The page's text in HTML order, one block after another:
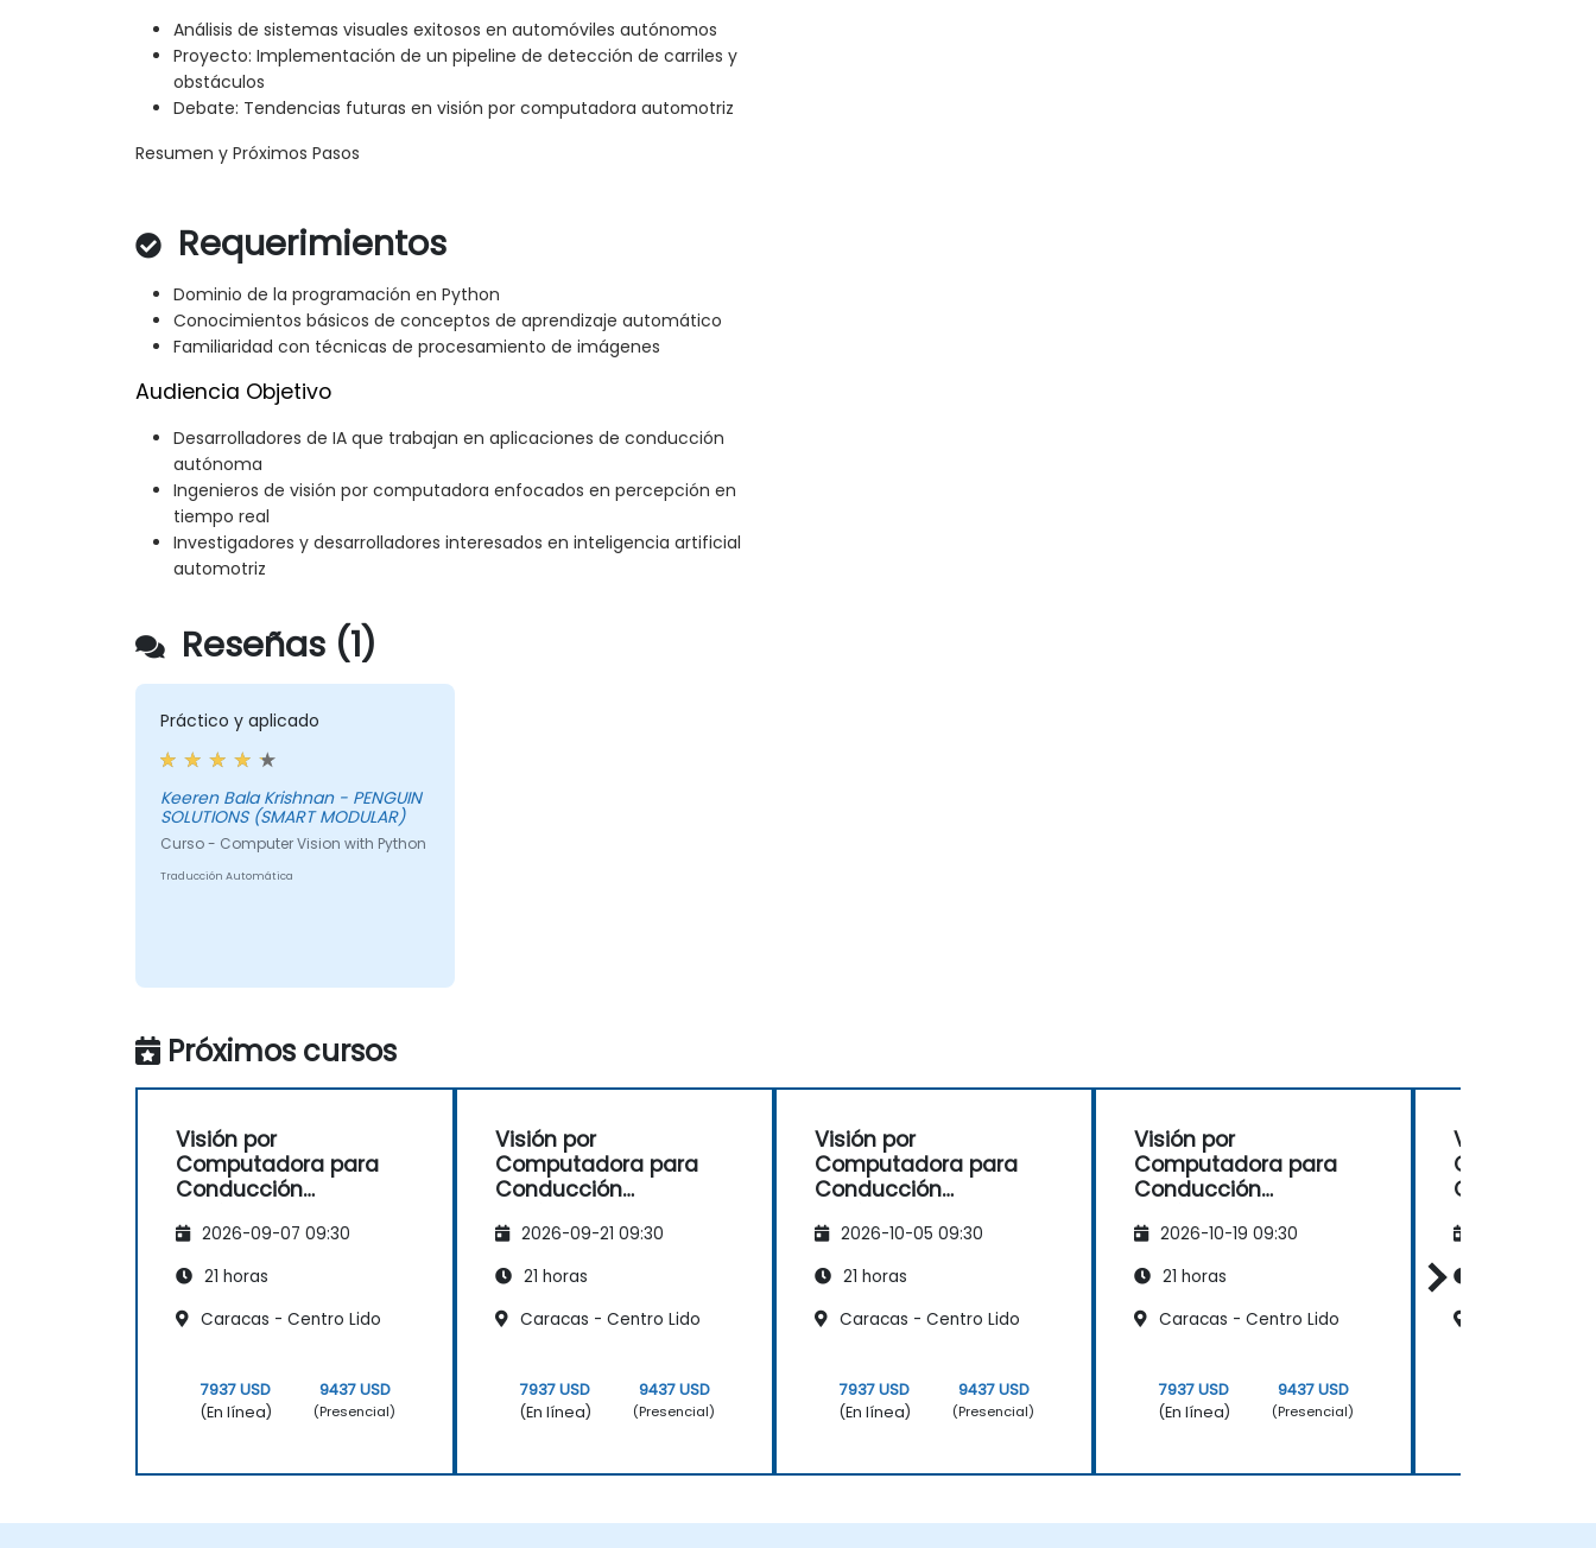
Análisis de sistemas visuales exitosos en automóviles autónomos
Proyecto: Implementación de un pipeline de detección de carriles y
obstáculos
Debate: Tendencias futuras en visión por computadora automotriz
Resumen y Próximos Pasos
Requerimientos
Dominio de la programación en Python
Conocimientos básicos de conceptos de aprendizaje automático
Familiaridad con técnicas de procesamiento de imágenes
Audiencia Objetivo
Desarrolladores de IA que trabajan en aplicaciones de conducción
autónoma
Ingenieros de visión por computadora enfocados en percepción en
tiempo real
Investigadores y desarrolladores interesados en inteligencia artificial
automotriz
Reseñas (1)
Práctico y aplicado
Keeren Bala Krishnan - PENGUIN
SOLUTIONS (SMART MODULAR)
Curso - Computer Vision with Python
Traducción Automática
Próximos cursos
Visión por
Computadora para
Conducción
2026-09-07 09:30
21 horas
Caracas - Centro Lido
7937 USD
(En línea)
9437 USD
(Presencial)
Visión por
Computadora para
Conducción
2026-09-21 09:30
21 horas
Caracas - Centro Lido
7937 USD
(En línea)
9437 USD
(Presencial)
Visión por
Computadora para
Conducción
2026-10-05 09:30
21 horas
Caracas - Centro Lido
7937 USD
(En línea)
9437 USD
(Presencial)
Visión por
Computadora para
Conducción
2026-10-19 09:30
21 horas
Caracas - Centro Lido
7937 USD
(En línea)
9437 USD
(Presencial)
Visión por
Conducción